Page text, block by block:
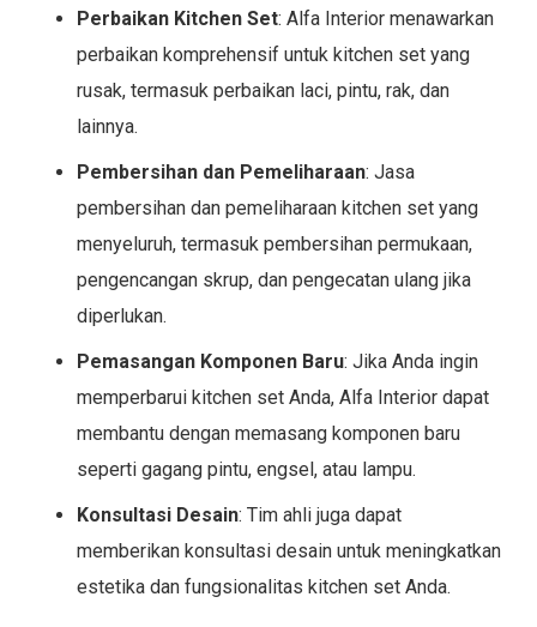
Perbaikan Kitchen Set: Alfa Interior menawarkan
perbaikan komprehensif untuk kitchen set yang
rusak, termasuk perbaikan laci, pintu, rak, dan
lainnya.
Pembersihan dan Pemeliharaan: Jasa
pembersihan dan pemeliharaan kitchen set yang
menyeluruh, termasuk pembersihan permukaan,
pengencangan skrup, dan pengecatan ulang jika
diperlukan.
Pemasangan Komponen Baru: Jika Anda ingin
memperbarui kitchen set Anda, Alfa Interior dapat
membantu dengan memasang komponen baru
seperti gagang pintu, engsel, atau lampu.
Konsultasi Desain: Tim ahli juga dapat
memberikan konsultasi desain untuk meningkatkan
estetika dan fungsionalitas kitchen set Anda.